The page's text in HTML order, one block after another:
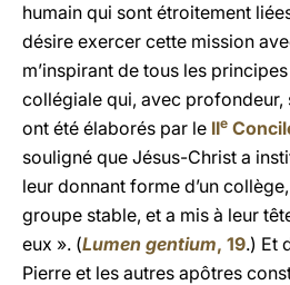
humain qui sont étroitement
désire exercer cette mission
m’inspirant de tous les
collégiale qui, avec
ont été élaborés par le IIe
souligné que Jésus-Christ a
leur donnant forme d’un
groupe stable, et a mis à leur
eux ». (Lumen gentium, 19.) Et
Pierre et les autres apôtres